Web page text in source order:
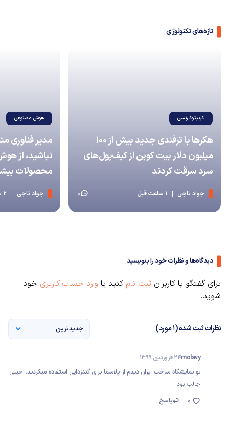
تازه‌های تکنولوژی
کریپتوکارنسی
هکرها با ترفندی جدید بیش از ۱۰۰
میلیون دلار بیت کوین از کیف‌پول‌های
سرد سرقت کردند
جواد تاجی 1 ساعت قبل 0
هوش مصنوعی
مدیر فناوری
نباشید، از
محصولات
جواد تاجی 2 ساعت قبل
دیدگاه‌ها و نظرات خود را بنویسید
برای گفتگو با کاربران ثبت نام کنید یا وارد حساب کاربری خود
شوید.
نظرات ثبت شده (1 مورد) جدیدترین
molavy24 فروردین 1399
تو نمایشگاه ساخت ایران دیدم از پلاسما برای گندزدایی استفاده میکردند، خیلی
جالب بود
پاسخ
0